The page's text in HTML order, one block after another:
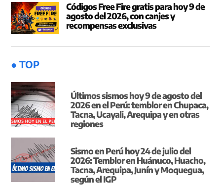
Códigos Free Fire gratis para hoy 9 de
agosto del 2026, con canjes y
recompensas exclusivas
● TOP
Últimos sismos hoy 9 de agosto del
2026 en el Perú: temblor en Chupaca,
Tacna, Ucayali, Arequipa y en otras
regiones
Sismo en Perú hoy 24 de julio del
2026: Temblor en Huánuco, Huacho,
Tacna, Arequipa, Junín y Moquegua,
según el IGP